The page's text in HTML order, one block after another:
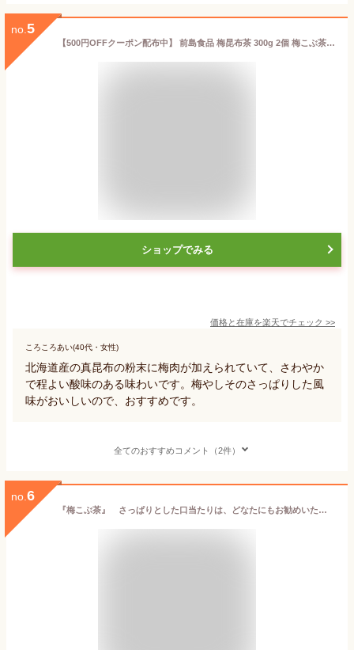
no. 5
【500円OFFクーポン配布中】 前島食品 梅昆布茶 300g 2個 梅こぶ茶 業務用 梅こんぶ茶 うめ昆布茶 粉末 日本産 国産 北海道産昆布
ショップでみる
価格と在庫を楽天でチェック >>
ころころあい(40代・女性)
北海道産の真昆布の粉末に梅肉が加えられていて、さわやか
で程よい酸味のある味わいです。梅やしそのさっぱりした風
味がおいしいので、おすすめです。
全てのおすすめコメント（2件）
no. 6
『梅こぶ茶』 さっぱりとした口当たりは、どなたにもお勧めいただけます。このこぶ茶は、飲んでリピーターになる方が多い梅昆布茶です。